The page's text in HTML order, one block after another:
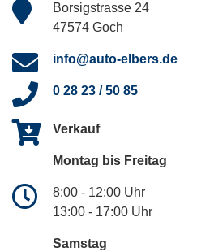
Borsigstrasse 24
47574 Goch
info@auto-elbers.de
0 28 23 / 50 85
Verkauf
Montag bis Freitag
8:00 - 12:00 Uhr
13:00 - 17:00 Uhr
Samstag